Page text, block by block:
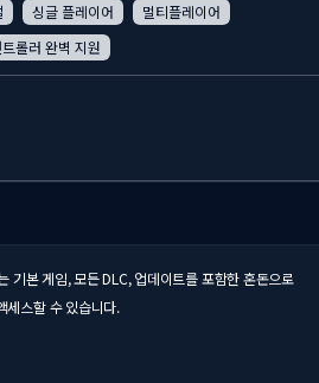
싱글 플레이어
멀티플레이어
트롤러 완벽 지원
본 게임, 모든 DLC, 업데이트를 포함한 혼돈으로
스할 수 있습니다.